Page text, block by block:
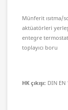
Münferit ısıtma/
aktüatörleri
entegre
toplayıcı boru
HK çıkışı: DIN EN